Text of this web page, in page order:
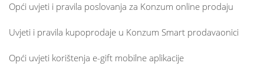
Opći uvjeti i pravila poslovanja za Konzum online prodaju
Uvjeti i pravila kupoprodaje u Konzum Smart prodavaonici
Opći uvjeti korištenja e-gift mobilne aplikacije